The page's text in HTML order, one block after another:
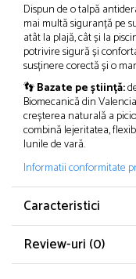
Dispun de o talpă
mai multă siguranță pe
atât la plajă, cât și la
potrivire sigură și
susținere corectă și o
👣Bazate pe știință:
Biomecanică din
creșterea naturală a
combină lejeritatea,
lunile de vară.
Informatii conformitate
Caracteristici
Review-uri (0)